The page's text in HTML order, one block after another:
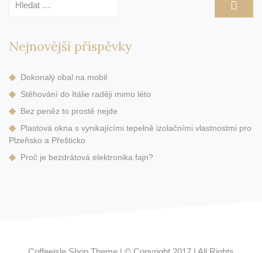
Nejnovější příspěvky
Dokonalý obal na mobil
Stěhování do Itálie raději mimo léto
Bez peněz to prostě nejde
Plastová okna s vynikajícími tepelně izolačními vlastnostmi pro
Plzeňsko a Přešticko
Proč je bezdrátová elektronika fajn?